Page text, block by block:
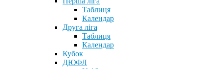
Таблиця
Календар
Друга ліга
Таблиця
Календар
Кубок
ДЮФЛ